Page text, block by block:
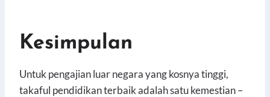
Kesimpulan
Untuk pengajian luar negara yang kosnya tinggi,
takaful pendidikan terbaik adalah satu kemestian –